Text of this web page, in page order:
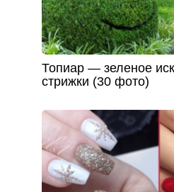
Топиар — зеленое
стрижки (30 фото)